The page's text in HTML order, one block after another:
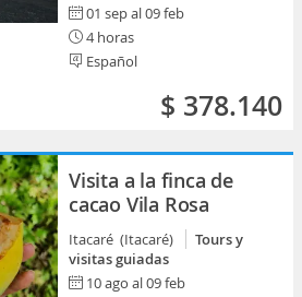
01 sep al 09 feb
4 horas
Español
$ 378.140
Visita a la finca de
cacao Vila Rosa
Itacaré (Itacaré)
Tours y
visitas guiadas
10 ago al 09 feb